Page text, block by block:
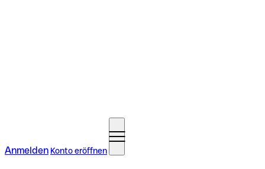
Anmelden Konto eröffnen